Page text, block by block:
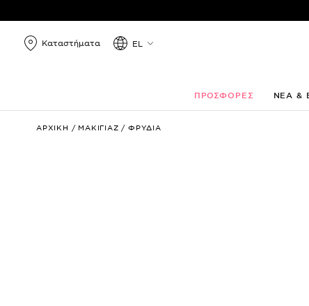
Καταστήματα EL
ΠΡΟΣΦΟΡΕΣ ΝΕΑ &
ΑΡΧΙΚΗ / ΜΑΚΙΓΙΑΖ /ΦΡΥΔΙΑ
Brow